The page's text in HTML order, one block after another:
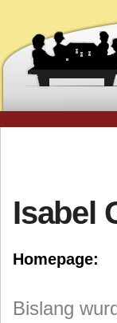
Isabel
Homepage:
Bislang